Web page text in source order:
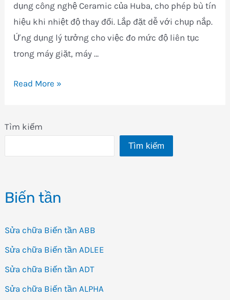
Tìm kiếm
Tìm kiếm
Biến tần
Sửa chữa Biến tần ABB
Sửa chữa Biến tần ADLEE
Sửa chữa Biến tần ADT
Sửa chữa Biến tần ALPHA
dụng công nghệ Ceramic của Huba, cho phép bù tín
hiệu khi nhiệt độ thay đổi. Lắp đặt dễ với chụp nắp.
Ứng dụng lý tưởng cho việc đo mức độ liên tục
trong máy giặt, máy …
Cảm
suất
Read More »